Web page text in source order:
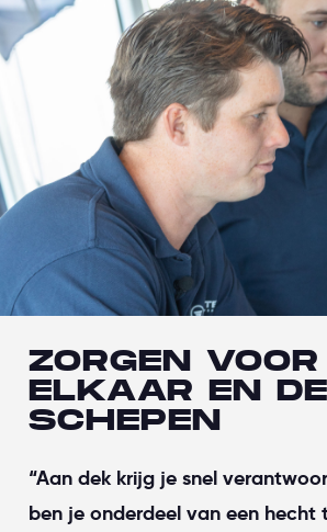
ZORGEN VOOR
ELKAAR EN DE
SCHEPEN
“Aan dek krijg je snel
ben je onderdeel van een hecht